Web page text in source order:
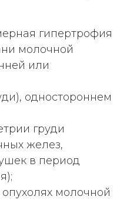
гипертрофия
молочной
или
одностороннем
груди
желез,
в период
молочной